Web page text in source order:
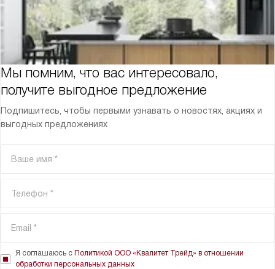
Мы помним, что вас интересовало,
получите выгодное предложение
Подпишитесь, чтобы первыми узнавать о новостях, акциях и
выгодных предложениях
Я соглашаюсь с Политикой ООО «Квалитет Трейд» в отношении
обработки персональных данных